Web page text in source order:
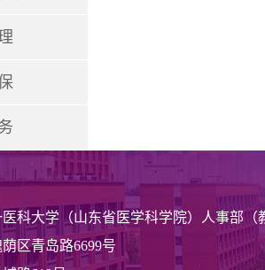
科大学（山东省医学科学院）人事部（
区青岛路6699号